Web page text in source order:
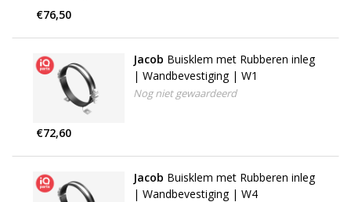
€76,50
Jacob Buisklem met Rubberen inleg
| Wandbevestiging | W1
Nog niet gewaardeerd
€72,60
Jacob Buisklem met Rubberen inleg
| Wandbevestiging | W4